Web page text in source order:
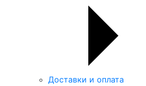
Доставки и оплата